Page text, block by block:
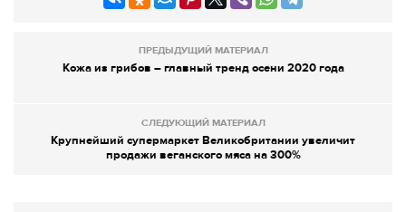
ПРЕДЫДУЩИЙ МАТЕРИАЛ
Кожа из грибов – главный тренд осени 2020 года
СЛЕДУЮЩИЙ МАТЕРИАЛ
Крупнейший супермаркет Великобритании увеличит
продажи веганского мяса на 300%